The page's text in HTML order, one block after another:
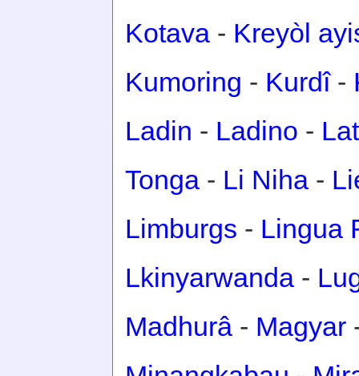
Kotava - Kreyòl
Kumoring - Kurdî-
Ladin - Ladino -
Tonga - Li Niha -
Limburgs - Lingua
Lkinyarwanda -
Madhurâ - Magyar